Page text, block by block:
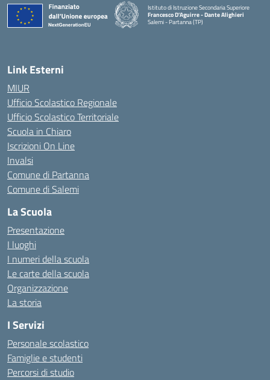
Istituto di Istruzione Secondaria Superiore
Francesco D'Aguirre - Dante Alighieri
Salemi - Partanna (TP)
Link Esterni
MIUR
Ufficio Scolastico Regionale
Ufficio Scolastico Territoriale
Scuola in Chiaro
Iscrizioni On Line
Invalsi
Comune di Partanna
Comune di Salemi
La Scuola
Presentazione
I luoghi
I numeri della scuola
Le carte della scuola
Organizzazione
La storia
I Servizi
Personale scolastico
Famiglie e studenti
Percorsi di studio